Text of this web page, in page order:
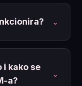
⌄
i kako se
a?
⌄